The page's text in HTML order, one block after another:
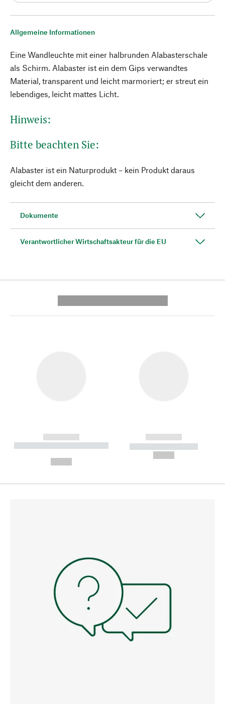
Allgemeine Informationen
Eine Wandleuchte mit einer halbrunden Alabasterschale
als Schirm. Alabaster ist ein dem Gips verwandtes
Material, transparent und leicht marmoriert; er streut ein
lebendiges, leicht mattes Licht.
Hinweis:
Bitte beachten Sie:
Alabaster ist ein Naturprodukt – kein Produkt daraus
gleicht dem anderen.
Dokumente
Verantwortlicher Wirtschaftsakteur für die EU
------------
----------- ----------- --------
------------
----------- -----------